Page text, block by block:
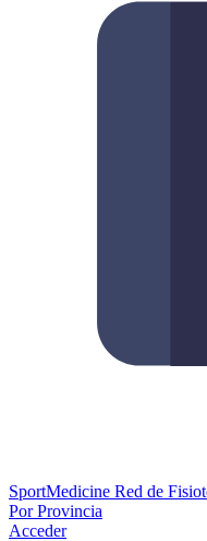
SportMedicine Red de
Por Provincia
Acceder